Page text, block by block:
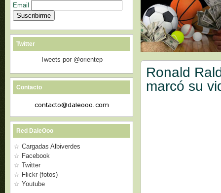
Ronald
marcó su
Email
Twitter
Tweets por @orientep
Contacto
Red DaleOoo
Cargadas Albiverdes
Facebook
Twitter
Flickr (fotos)
Youtube